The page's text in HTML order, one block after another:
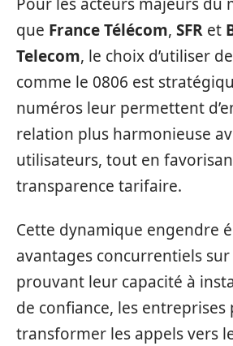
que France Télécom, SFR et
Telecom, le choix d’utiliser
comme le 0806 est
numéros leur permettent
relation plus harmonieuse
utilisateurs, tout en
transparence tarifaire.
Cette dynamique engendre
avantages concurrentiels
prouvant leur capacité à
de confiance, les entreprises
transformer les appels vers